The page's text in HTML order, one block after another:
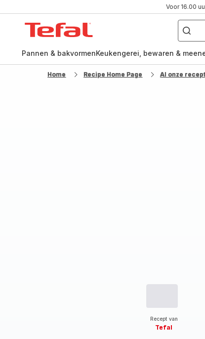
Voor 16.00
Waar
ben
naar
Pannen & bakvormenKeukengerei, bewaren &
Home Recipe Home Page Al onze
Recept van
Tefal